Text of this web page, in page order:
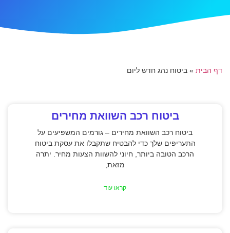
דף הבית » ביטוח נהג חדש ליום
ביטוח רכב השוואת מחירים
ביטוח רכב השוואת מחירים – גורמים המשפיעים על
התעריפים שלך כדי להבטיח שתקבלו את עסקת ביטוח
הרכב הטובה ביותר, חיוני להשוות הצעות מחיר. יתרה
מזאת,
קראו עוד